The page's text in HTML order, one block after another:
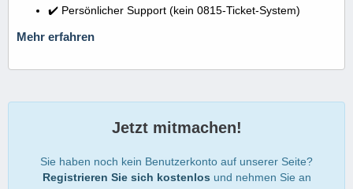
✔️ Persönlicher Support (kein 0815-Ticket-System)
Mehr erfahren
Jetzt mitmachen!
Sie haben noch kein Benutzerkonto auf unserer Seite?
Registrieren Sie sich kostenlos und nehmen Sie an